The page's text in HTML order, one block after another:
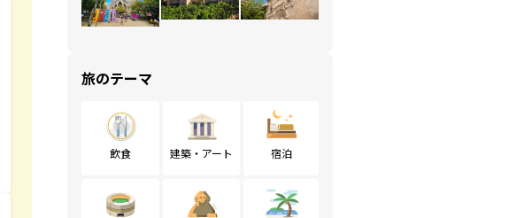
旅のテーマ
飲食 建築・アート 宿泊